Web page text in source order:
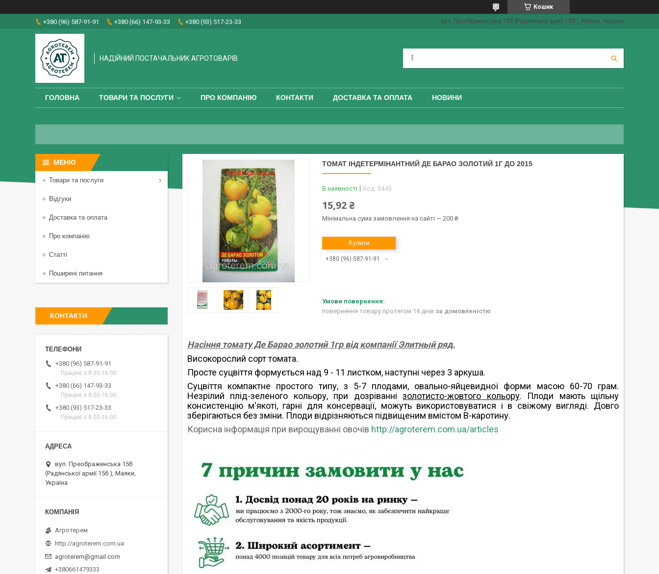
Кошик
+380 (96) 587-91-91 +380 (66) 147-93-33 +380 (93) 517-23-33 вул. Преображенська 15б (Радянської армії 15б ), Маяки, Україна
НАДІЙНИЙ ПОСТАЧАЛЬНИК АГРОТОВАРІВ
ГОЛОВНА ТОВАРИ ТА ПОСЛУГИ ПРО КОМПАНІЮ КОНТАКТИ ДОСТАВКА ТА ОПЛАТА НОВИНИ
ТОМАТ ІНДЕТЕРМІНАНТНИЙ ДЕ БАРАО ЗОЛОТИЙ 1Г ДО 2015
В наявності Код: 3445
15,92 ₴
Мінімальна сума замовлення на сайті — 200 ₴
Купити
+380 (96) 587-91-91
повернення товару протягом 14 днів за домовленістю
Насіння томату Де Барао золотий 1гр від компанії Элитный ряд.
Високорослий сорт томата.
Просте суцвіття формується над 9 - 11 листком, наступні через 3 аркуша.
Суцвіття компактне простого типу, з 5-7 плодами, овально-яйцевидної форми масою 60-70 грам.
Незрілий плід-зеленого кольору, при дозріваннізолотисто-жовтого кольору. Плоди мають щільну
консистенцію м'якоті, гарні для консервації, можуть використовуватися і в свіжому вигляді. Довго
зберігаються без зміни. Плоди відрізняються підвищеним вмістом B-каротину.
Корисна інформація при вирощуванні овочів http://agroterem.com.ua/articles
Товари та послуги
Відгуки
Доставка та оплата
Про компанію
Статті
Поширені питання
КОНТАКТИ
+380 (96) 587-91-91
Працює з 8:00-16:00
+380 (66) 147-93-33
Працює з 8:00-16:00
+380 (93) 517-23-33
Працює з 8:00-16:00
вул. Преображенська 15б
(Радянської армії 15б ), Маяки,
Україна
Агротерем
http://agroterem.com.ua
agroterem@gmail.com
+380661479333